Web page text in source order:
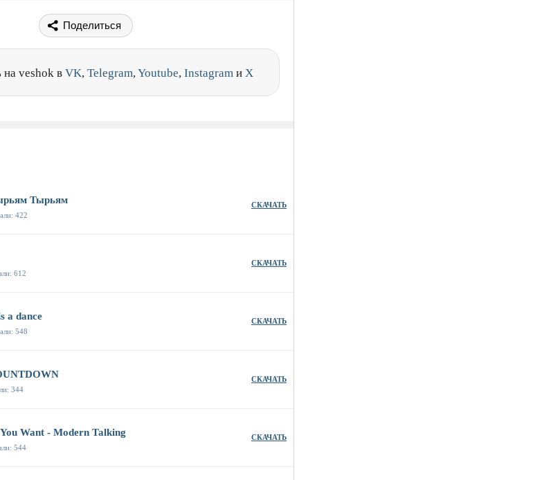
Поделиться
на veshok в VK, Telegram,Youtube, Instagram и X
Тырьям
422
СКАЧАТЬ
612
СКАЧАТЬ
a dance
548
СКАЧАТЬ
344
СКАЧАТЬ
Want - Modern Talking
544
СКАЧАТЬ